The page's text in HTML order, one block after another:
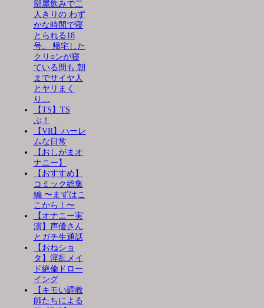
部屋飲みで二
人きりの わず
かな時間で寝
とられる18
号。 帰宅した
クリ○ンが寝
ている間も 朝
までサイヤ人
とヤリまく
り…
【TS】TS
ぶ！
【VR】ハーレ
ムな日常
【おしがまオ
ナニー】
【おすすめ】
コミック総集
編 〜まずはこ
こから！〜
【オナニー実
演】声優さん
とガチ生通話
【おねショ
タ】淫乱メイ
ド絶倫ドロー
イング
【キモい調教
師たちによる